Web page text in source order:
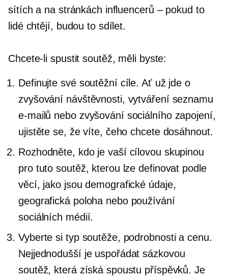
sítích a na stránkách influencerů – pokud to
lidé chtějí, budou to sdílet.
Chcete-li spustit soutěž, měli byste:
Definujte své soutěžní cíle. Ať už jde o
zvyšování návštěvnosti, vytváření seznamu
e-mailů nebo zvyšování sociálního zapojení,
ujistěte se, že víte, čeho chcete dosáhnout.
Rozhodněte, kdo je vaší cílovou skupinou
pro tuto soutěž, kterou lze definovat podle
věcí, jako jsou demografické údaje,
geografická poloha nebo používání
sociálních médií.
Vyberte si typ soutěže, podrobnosti a cenu.
Nejjednodušší je uspořádat sázkovou
soutěž, která získá spoustu příspěvků. Je